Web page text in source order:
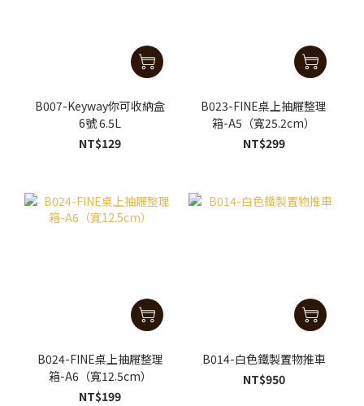
B007-Keyway你可收納盒
6號 6.5L
NT$129
B023-FINE桌上抽屜整理
箱-A5（寬25.2cm）
NT$299
B024-FINE桌上抽屜整理
箱-A6（寬12.5cm）
NT$199
B014-白色鐵製置物推車
NT$950